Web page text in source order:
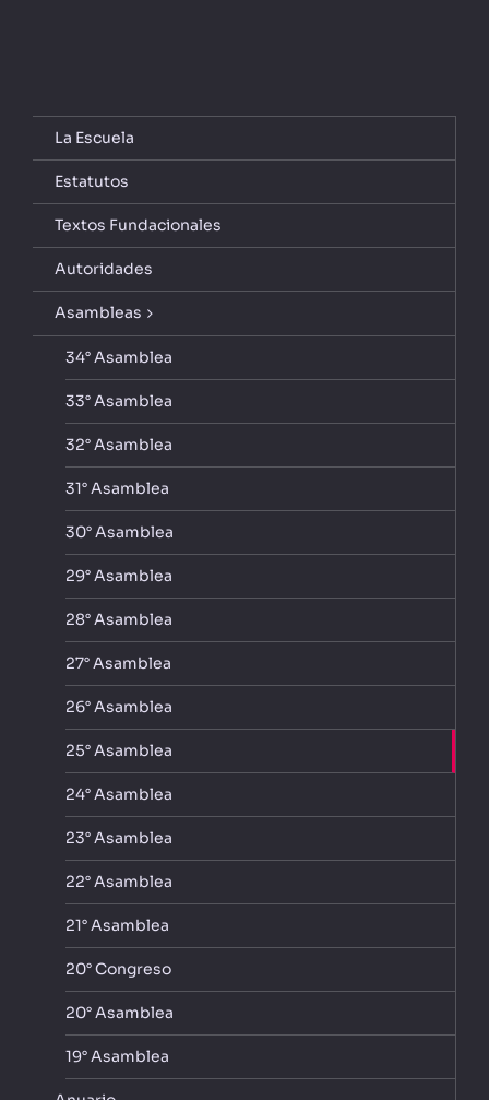
La Escuela
Estatutos
Textos Fundacionales
Autoridades
Asambleas
34° Asamblea
33° Asamblea
32° Asamblea
31° Asamblea
30° Asamblea
29° Asamblea
28° Asamblea
27° Asamblea
26° Asamblea
25° Asamblea
24° Asamblea
23° Asamblea
22° Asamblea
21° Asamblea
20° Congreso
20° Asamblea
19° Asamblea